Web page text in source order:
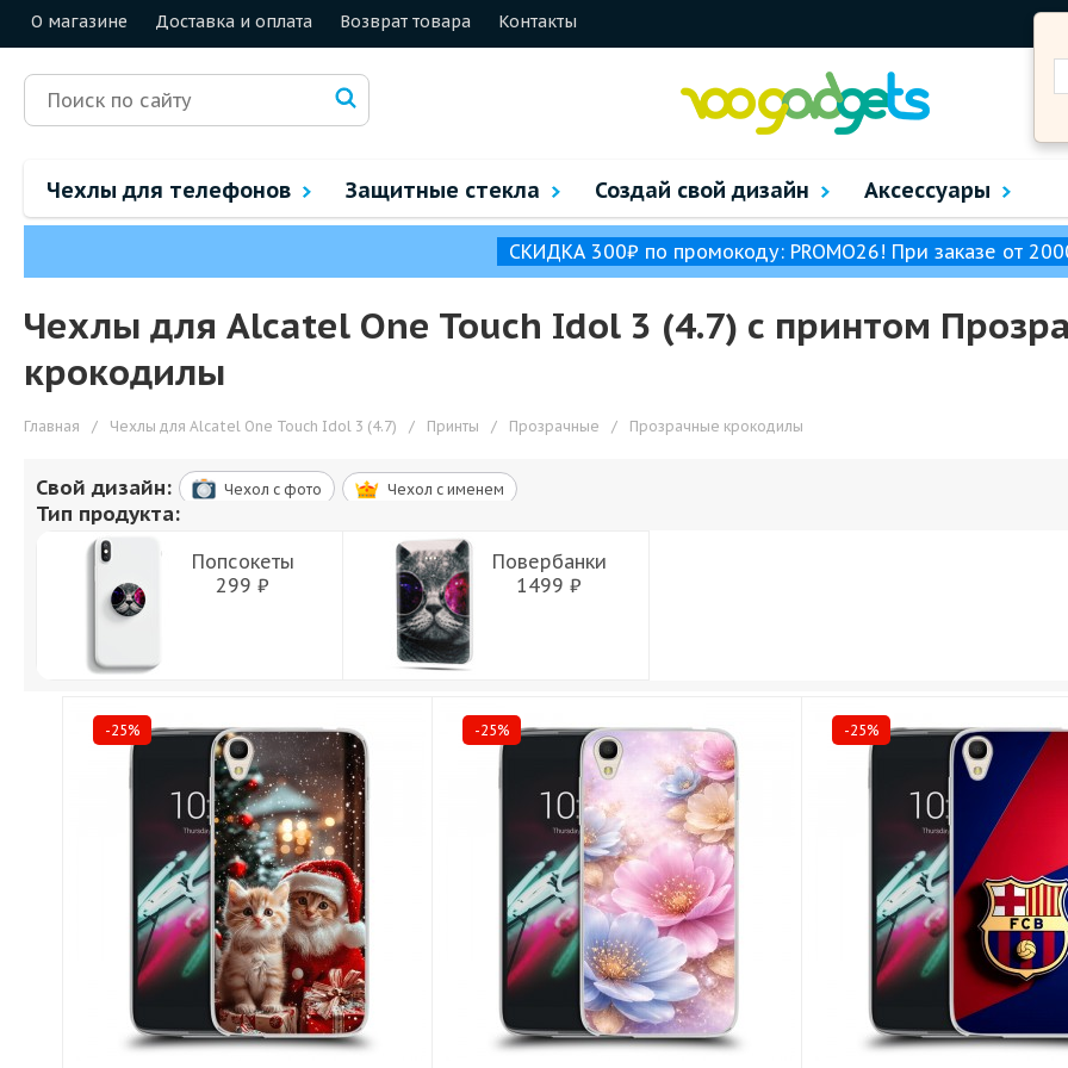
О магазине Доставка и оплата Возврат товара Контакты
Чехлы для телефонов Защитные стекла Создай свой дизайн Аксессуары
СКИДКА 300₽ по промокоду: PROMO26! При заказе от
Чехлы для Alcatel One Touch Idol 3 (4.7) с принтом
крокодилы
Главная / Чехлы для Alcatel One Touch Idol 3 (4.7) / Принты / Прозрачные / Прозрачные крокодилы
Свой дизайн: Чехол c фото Чехол c именем
Тип продукта:
Попсокеты
299 ₽
Повербанки
1499 ₽
-25% -25% -25%